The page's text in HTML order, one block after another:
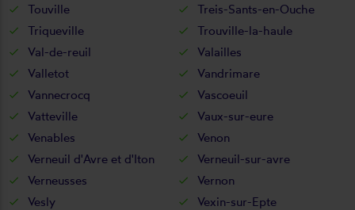
Touville
Treis-Sants-en-Ouche
Triqueville
Trouville-la-haule
Val-de-reuil
Valailles
Valletot
Vandrimare
Vannecrocq
Vascoeuil
Vatteville
Vaux-sur-eure
Venables
Venon
Verneuil d'Avre et d'Iton
Verneuil-sur-avre
Verneusses
Vernon
Vesly
Vexin-sur-Epte